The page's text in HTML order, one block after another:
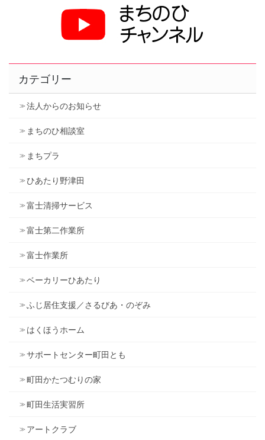
カテゴリー
法人からのお知らせ
まちのひ相談室
まちプラ
ひあたり野津田
富士清掃サービス
富士第二作業所
富士作業所
ベーカリーひあたり
ふじ居住支援／さるびあ・のぞみ
はくほうホーム
サポートセンター町田とも
町田かたつむりの家
町田生活実習所
アートクラブ